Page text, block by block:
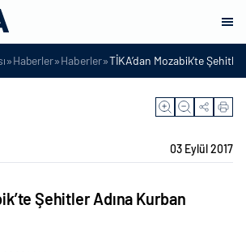
»Haberler»Haberler»TİKA’dan Mozabik’te
03 Eylül 2017
Şehitler Adına Kurban